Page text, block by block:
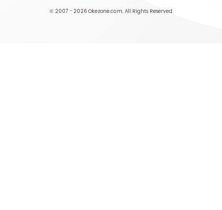
© 2007 - 2026 Okezone.com, All Rights Reserved